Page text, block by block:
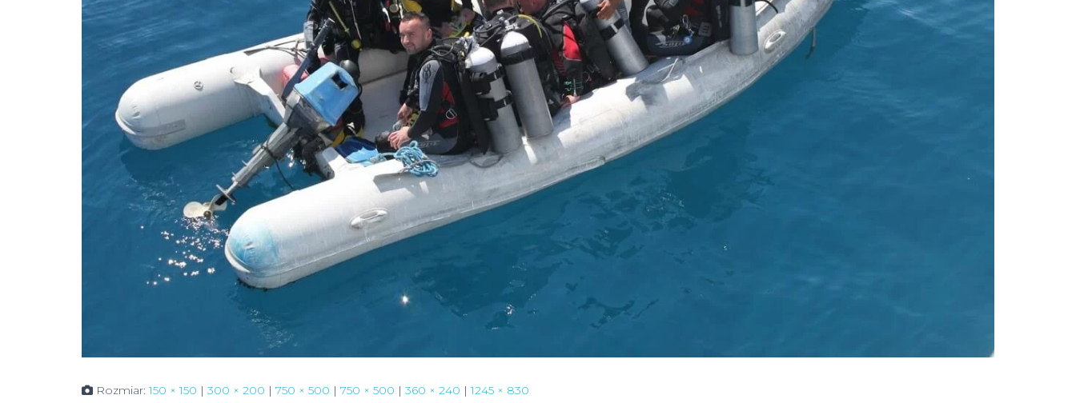
Rozmiar:150 × 150 | 300 × 200 | 750 × 500 | 750 × 500 | 360 × 240 | 1245 × 830